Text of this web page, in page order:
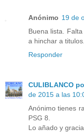
Anónimo 19 de
Buena lista.
a hinchar a
Responder
CULIBLANCO
de 2015 a las
Anónimo tienes
PSG 8.
Lo añado y